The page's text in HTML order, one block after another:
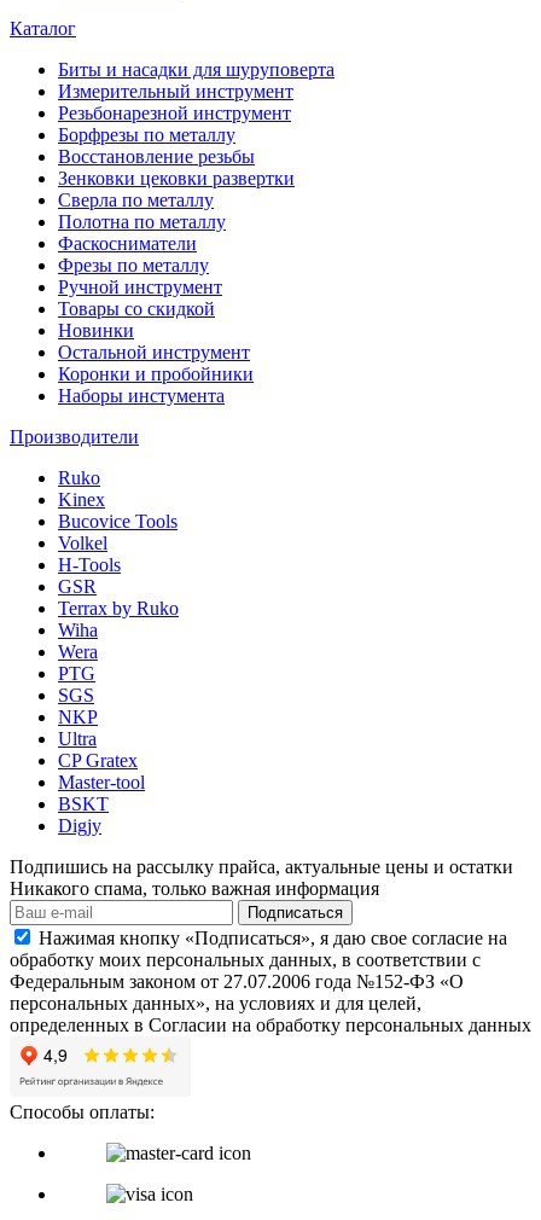
Каталог
Биты и насадки для шуруповерта
Измерительный инструмент
Резьбонарезной инструмент
Борфрезы по металлу
Восстановление резьбы
Зенковки цековки развертки
Сверла по металлу
Полотна по металлу
Фаскосниматели
Фрезы по металлу
Ручной инструмент
Товары со скидкой
Новинки
Остальной инструмент
Коронки и пробойники
Наборы инстумента
Производители
Ruko
Kinex
Bucovice Tools
Volkel
H-Tools
GSR
Terrax by Ruko
Wiha
Wera
PTG
SGS
NKP
Ultra
CP Gratex
Master-tool
BSKT
Digjy
Подпишись на рассылку прайса, актуальные цены и остатки
Никакого спама, только важная информация
Подписаться
Нажимая кнопку «Подписаться», я даю свое согласие на
обработку моих персональных данных, в соответствии с
Федеральным законом от 27.07.2006 года №152-ФЗ «О
персональных данных», на условиях и для целей,
определенных в Согласии на обработку персональных данных
Способы оплаты: